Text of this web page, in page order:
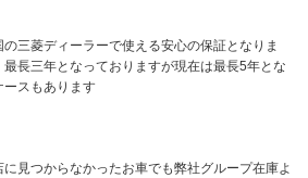
の三菱ディーラーで使える安心の保証となりま
最長三年となっておりますが現在は最長5年とな
ースもあります
に見つからなかったお車でも弊社グループ在庫よ